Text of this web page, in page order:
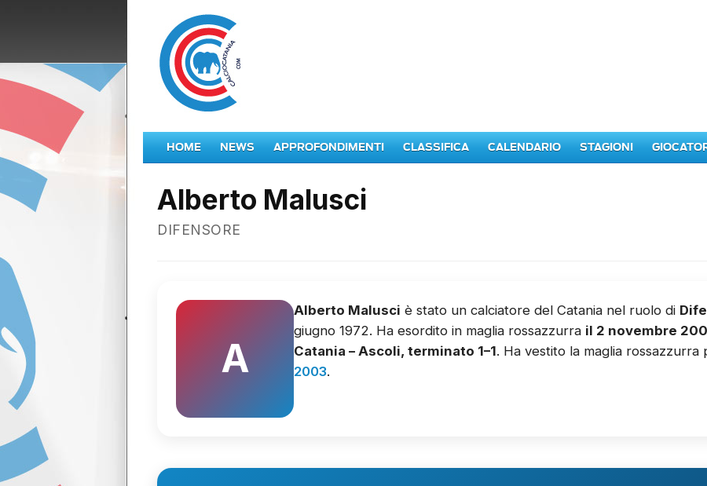
HOME NEWS APPROFONDIMENTI CLASSIFICA CALENDARIO STAGIONI
Alberto Malusci
DIFENSORE
A
Alberto Malusci è stato un calciatore del Catania nel ruolo di
giugno 1972. Ha esordito in maglia rossazzurra il 2 novembre
Catania – Ascoli, terminato 1–1. Ha vestito la maglia rossazzurra
2003.